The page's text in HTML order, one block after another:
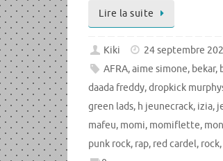
Lire la suite
Kiki 24 septembre
AFRA,aime simone, bekar,
daada freddy,dropkick
green lads, h jeunecrack, izia,
mafeu, momi, momiflette,
punk rock, rap, red cardel, rock,